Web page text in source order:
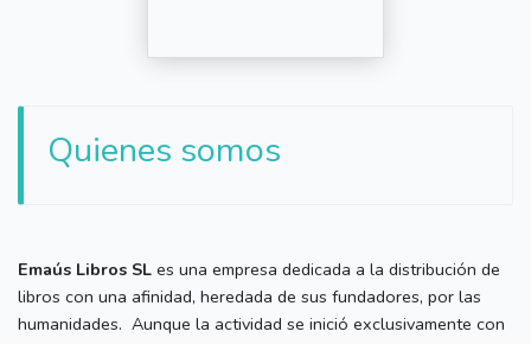
Quienes somos
Emaús Libros SL es una empresa dedicada a la distribución de
libros con una afinidad, heredada de sus fundadores, por las
humanidades. Aunque la actividad se inició exclusivamente con